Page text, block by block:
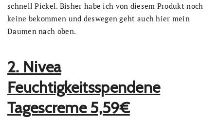
schnell Pickel. Bisher habe ich von diesem Produkt noch
keine bekommen und deswegen geht auch hier mein
Daumen nach oben.
2. Nivea
Feuchtigkeitsspendene
Tagescreme 5,59€